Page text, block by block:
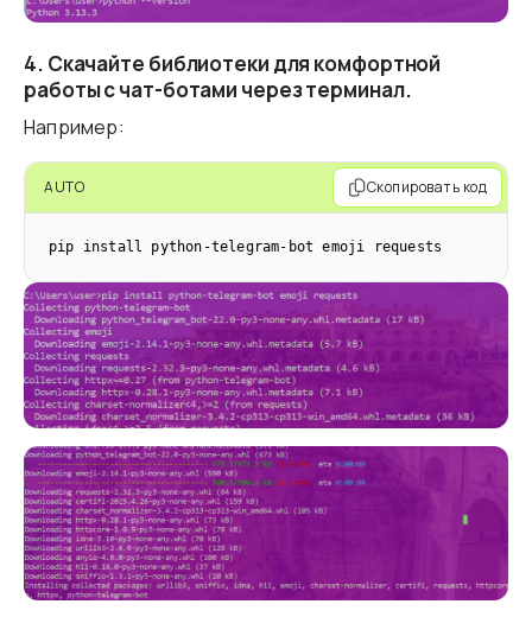
4. Скачайте библиотеки для комфортной
работы с чат-ботами через терминал.
Например:
AUTO Скопировать код
pip install python-telegram-bot emoji requests